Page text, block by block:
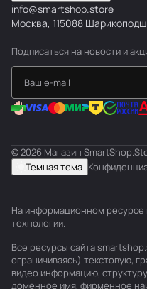
info@smartshop.store
Москва, 115088
Подписаться на новости и
© 2026 Магазин
Темная тема
На информационном
технологии.
Все ресурсы сайта
ограничиваясь) текстовую,
видео информацию,
доменное имя, фирменное